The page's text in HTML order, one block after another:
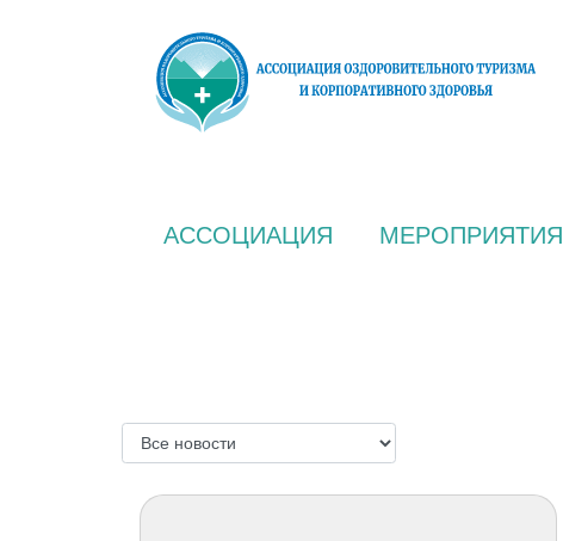
АССОЦИАЦИЯ МЕРОПРИЯТИЯ